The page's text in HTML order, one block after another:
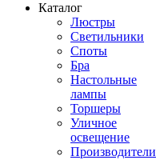
Каталог
Люстры
Светильники
Споты
Бра
Настольные
лампы
Торшеры
Уличное
освещение
Производители